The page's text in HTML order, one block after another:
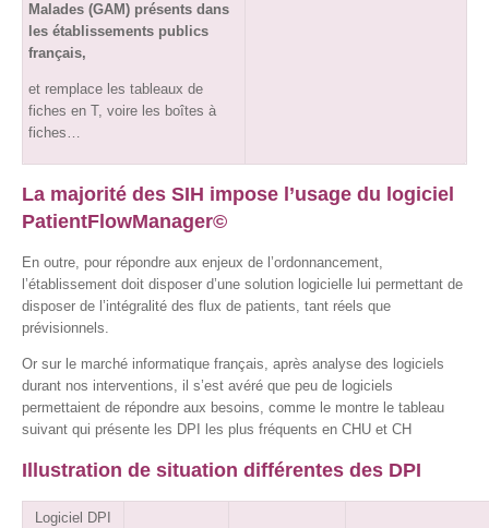
Malades (GAM) présents dans
les établissements publics
français,
et remplace les tableaux de
fiches en T, voire les boîtes à
fiches…
La majorité des SIH impose l’usage du logiciel
PatientFlowManager©
En outre, pour répondre aux enjeux de l’ordonnancement,
l’établissement doit disposer d’une solution logicielle lui permettant de
disposer de l’intégralité des flux de patients, tant réels que
prévisionnels.
Or sur le marché informatique français, après analyse des logiciels
durant nos interventions, il s’est avéré que peu de logiciels
permettaient de répondre aux besoins, comme le montre le tableau
suivant qui présente les DPI les plus fréquents en CHU et CH
Illustration de situation différentes des DPI
Logiciel DPI